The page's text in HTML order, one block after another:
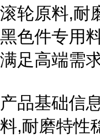
滚轮原料,耐
黑色件专用
满足高端需
产品基础信
料,耐磨特性